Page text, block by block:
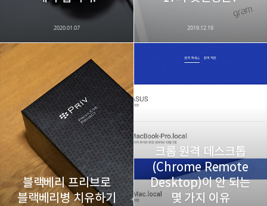
2020.01.07 2019.12.19
블랙베리 프리브로
블랙베리병 치유하기
크롬 원격 데스크톱
(Chrome Remote
Desktop)이 안 되는
몇 가지 이유